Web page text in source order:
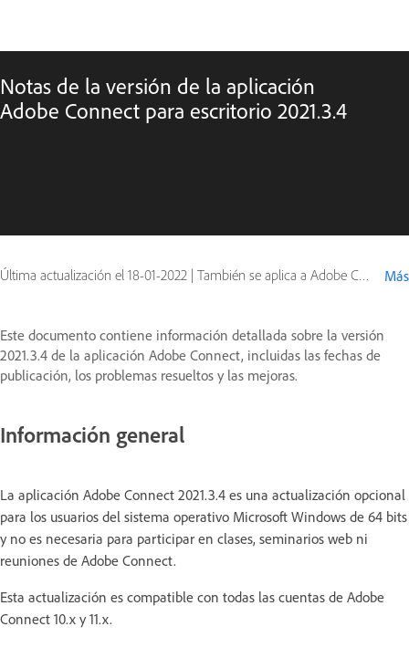
Notas de la versión de la aplicación
Adobe Connect para escritorio 2021.3.4
Última actualización el 18-01-2022 | También se aplica a Adobe Connect 10, Adobe Connect 11 Más
Este documento contiene información detallada sobre la versión
2021.3.4 de la aplicación Adobe Connect, incluidas las fechas de
publicación, los problemas resueltos y las mejoras.
Información general
La aplicación Adobe Connect 2021.3.4 es una actualización opcional
para los usuarios del sistema operativo Microsoft Windows de 64 bits
y no es necesaria para participar en clases, seminarios web ni
reuniones de Adobe Connect.
Esta actualización es compatible con todas las cuentas de Adobe
Connect 10.x y 11.x.